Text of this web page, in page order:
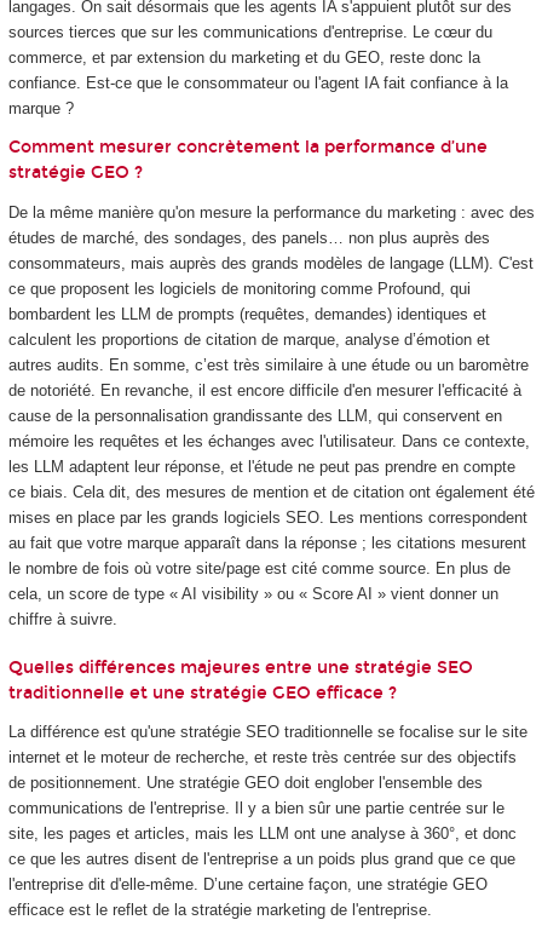
langages. On sait désormais que les agents IA s'appuient plutôt sur des
sources tierces que sur les communications d'entreprise. Le cœur du
commerce, et par extension du marketing et du GEO, reste donc la
confiance. Est-ce que le consommateur ou l'agent IA fait confiance à la
marque ?
Comment mesurer concrètement la performance d’une
stratégie GEO ?
De la même manière qu'on mesure la performance du marketing : avec des
études de marché, des sondages, des panels… non plus auprès des
consommateurs, mais auprès des grands modèles de langage (LLM). C'est
ce que proposent les logiciels de monitoring comme Profound, qui
bombardent les LLM de prompts (requêtes, demandes) identiques et
calculent les proportions de citation de marque, analyse d’émotion et
autres audits. En somme, c’est très similaire à une étude ou un baromètre
de notoriété. En revanche, il est encore difficile d'en mesurer l'efficacité à
cause de la personnalisation grandissante des LLM, qui conservent en
mémoire les requêtes et les échanges avec l'utilisateur. Dans ce contexte,
les LLM adaptent leur réponse, et l'étude ne peut pas prendre en compte
ce biais. Cela dit, des mesures de mention et de citation ont également été
mises en place par les grands logiciels SEO. Les mentions correspondent
au fait que votre marque apparaît dans la réponse ; les citations mesurent
le nombre de fois où votre site/page est cité comme source. En plus de
cela, un score de type « AI visibility » ou « Score AI » vient donner un
chiffre à suivre.
Quelles différences majeures entre une stratégie SEO
traditionnelle et une stratégie GEO efficace ?
La différence est qu'une stratégie SEO traditionnelle se focalise sur le site
internet et le moteur de recherche, et reste très centrée sur des objectifs
de positionnement. Une stratégie GEO doit englober l'ensemble des
communications de l'entreprise. Il y a bien sûr une partie centrée sur le
site, les pages et articles, mais les LLM ont une analyse à 360°, et donc
ce que les autres disent de l'entreprise a un poids plus grand que ce que
l'entreprise dit d'elle-même. D’une certaine façon, une stratégie GEO
efficace est le reflet de la stratégie marketing de l'entreprise.